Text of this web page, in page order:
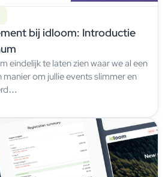
bij idloom: Introductie
eindelijk te laten zien waar we al een
manier om jullie events slimmer en